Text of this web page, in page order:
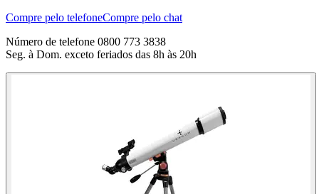
Compre pelo telefoneCompre pelo chat
Número de telefone 0800 773 3838
Seg. à Dom. exceto feriados das 8h às 20h